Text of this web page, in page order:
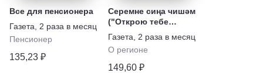
Все для пенсионера
Газета
2 раза в месяц
Пенсионер
135,23 ₽
Серемне сиңа чишәм
("Открою тебе
тайну")
Газета
2 раза в месяц
О регионе
149,60 ₽